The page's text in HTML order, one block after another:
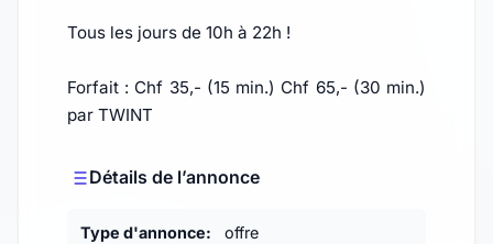
Tous les jours de 10h à 22h !
Forfait : Chf 35,- (15 min.) Chf 65,- (30 min.)
par TWINT
Détails de l’annonce
Type d'annonce: offre